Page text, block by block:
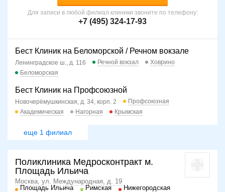
Для записи в любой филиал клиники звоните по телефону:
+7 (495) 324-17-93
Бест Клиник на Беломорской / Речном вокзале
Ленинградское ш., д. 116 Речной вокзал
Ховрино
Беломорская
Бест Клиник на Профсоюзной
Новочерёмушкинская, д. 34, корп. 2
Профсоюзная
Академическая
Нагорная Крымская
еще 1 филиал
Поликлиника Медросконтракт м.
Площадь Ильича
Москва, ул. Международная, д. 19
Площадь Ильича
Римская Нижегородская